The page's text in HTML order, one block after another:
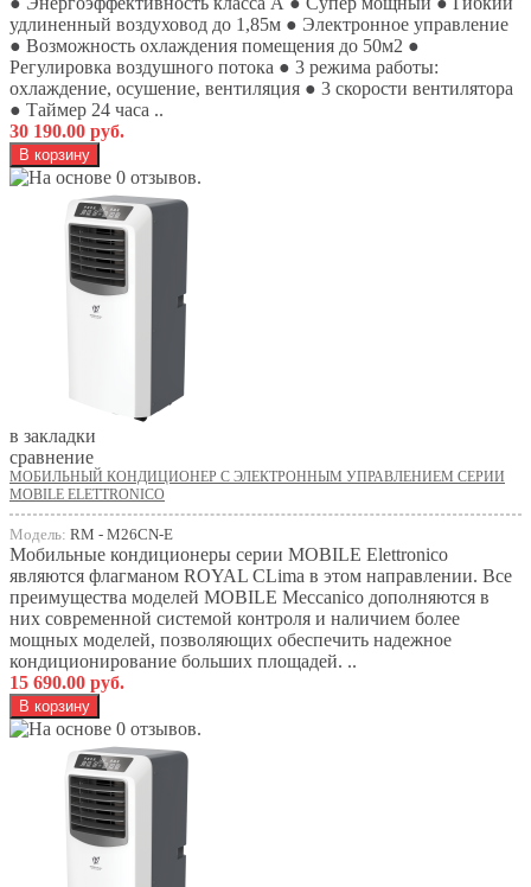
удлиненный воздуховод до 1,85м ● Электронное управление
● Возможность охлаждения помещения до 50м2 ●
Регулировка воздушного потока ● 3 режима работы:
охлаждение, осушение, вентиляция ● 3 скорости вентилятора
● Таймер 24 часа ..
30 190.00 руб.
в закладки
сравнение
МОБИЛЬНЫЙ КОНДИЦИОНЕР С ЭЛЕКТРОННЫМ УПРАВЛЕНИЕМ СЕРИИ
MOBILE ELETTRONICO
Модель: RM - M26CN-E
Мобильные кондиционеры серии MOBILE Elettronico
являются флагманом ROYAL CLima в этом направлении. Все
преимущества моделей MOBILE Meccanico дополняются в
них современной системой контроля и наличием более
мощных моделей, позволяющих обеспечить надежное
кондиционирование больших площадей. ..
15 690.00 руб.